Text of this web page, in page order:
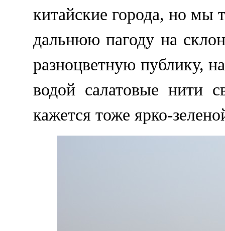
китайские города, но
дальнюю пагоду на
разноцветную публику,
водой салатовые нити
кажется тоже ярко-